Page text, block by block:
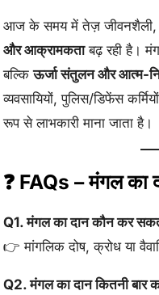
आज के समय में तेज़ जीवनशैली,
और आक्रामकताबढ़ रही है।
बल्किऊर्जा संतुलन और आत्म-
व्यवसायियों, पुलिस/डिफेंस
रूप से लाभकारी माना जाता है।
❓ FAQs – मंगल का
Q1. मंगल का दान कौन कर
👉 मांगलिक दोष, क्रोध या
Q2. मंगल का दान कितनी बार